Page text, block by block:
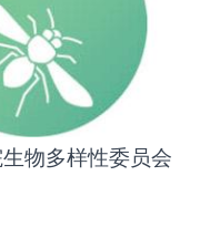
物多样性委员会